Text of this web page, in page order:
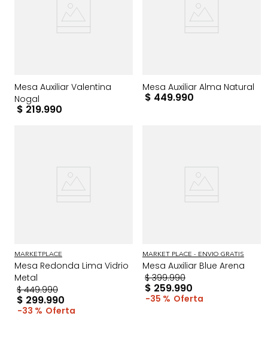
Mesa Auxiliar Valentina
Nogal
$ 219.990
Mesa Auxiliar Alma Natural
$ 449.990
MARKETPLACE
Mesa Redonda Lima Vidrio
Metal
$ 449.990
$ 299.990
33 %
MARKET PLACE - ENVIO GRATIS
Mesa Auxiliar Blue Arena
$ 399.990
$ 259.990
35 %